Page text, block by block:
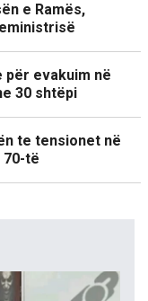
e Ramës,
evakuim në
30 shtëpi
te tensionet në
të